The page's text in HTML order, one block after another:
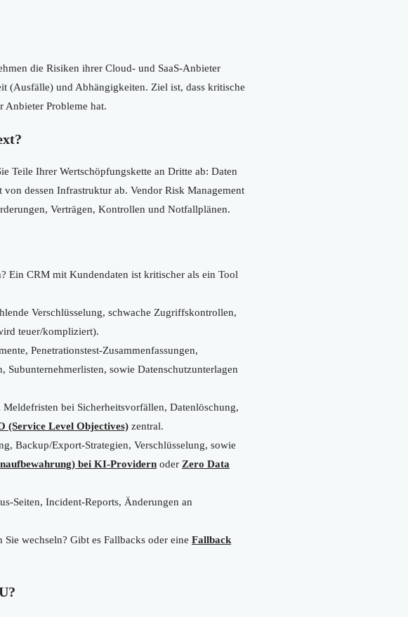
die Risiken ihrer Cloud- und SaaS-Anbieter
(Ausfälle) und Abhängigkeiten. Ziel ist, dass kritische
Anbieter Probleme hat.
Teile Ihrer Wertschöpfungskette an Dritte ab: Daten
dessen Infrastruktur ab. Vendor Risk Management
Verträgen, Kontrollen und Notfallplänen.
Ein CRM mit Kundendaten ist kritischer als ein Tool
Verschlüsselung, schwache Zugriffskontrollen,
teuer/kompliziert).
Penetrationstest-Zusammenfassungen,
sowie Datenschutzunterlagen
bei Sicherheitsvorfällen, Datenlöschung,
(Service Level Objectives) zentral.
Backup/Export-Strategien, Verschlüsselung, sowie
bei KI-Providern oder Zero Data
Seiten, Incident-Reports, Änderungen an
wechseln? Gibt es Fallbacks oder eine Fallback